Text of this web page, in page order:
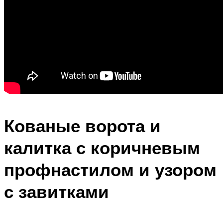
Кованые ворота и
калитка с коричневым
профнастилом и узором
с завитками